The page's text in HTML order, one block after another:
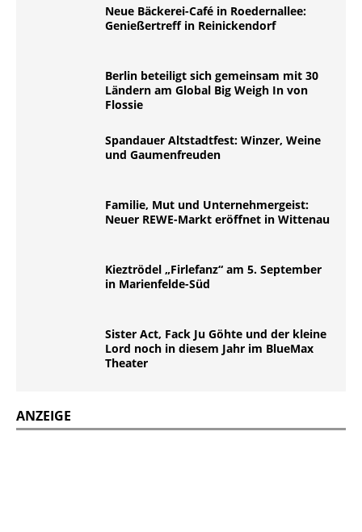
Neue Bäckerei-Café in Roedernallee:
Genießertreff in Reinickendorf
Berlin beteiligt sich gemeinsam mit 30
Ländern am Global Big Weigh In von
Flossie
Spandauer Altstadtfest: Winzer, Weine
und Gaumenfreuden
Familie, Mut und Unternehmergeist:
Neuer REWE-Markt eröffnet in Wittenau
Kieztrödel „Firlefanz“ am 5. September
in Marienfelde-Süd
Sister Act, Fack Ju Göhte und der kleine
Lord noch in diesem Jahr im BlueMax
Theater
ANZEIGE